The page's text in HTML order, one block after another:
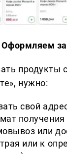
Оформляем
продукты
нужно:
свой
получения
или
или к